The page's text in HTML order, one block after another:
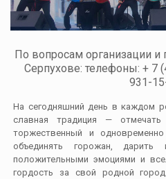
По вопросам организации и
Серпухове: телефоны: + 7
931-
На сегодняшний день в каждом
славная традиция —
торжественный и
объединять горожан,
положительными эмоциями и
гордость за свой родной